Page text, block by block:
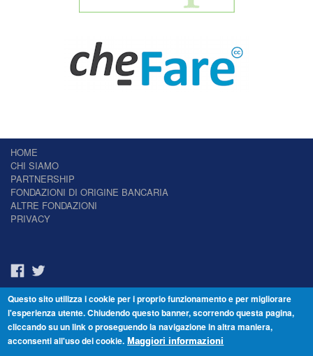
HOME
CHI SIAMO
PARTNERSHIP
FONDAZIONI DI ORIGINE BANCARIA
ALTRE FONDAZIONI
PRIVACY
Il Giornale delle Fondazioni - Periodico telematico
Reg. Tribunale n.7 del 22/07/2014 – ISSN 2421-2466
© Fondazione Venezia 2000 - Dorsoduro 3488/U - 30123 Venezia - Italia -
Questo sito utilizza i cookie per i proprio funzionamento e per migliorare
l'esperienza utente. Chiudendo questo banner, scorrendo questa pagina,
cliccando su un link o proseguendo la navigazione in altra maniera,
acconsenti all'uso dei cookie. Maggiori informazioni